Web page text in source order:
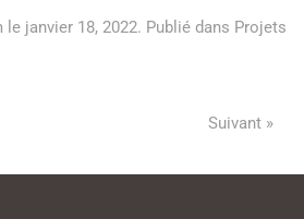
le janvier 18, 2022. Publié dans Projets
Suivant »